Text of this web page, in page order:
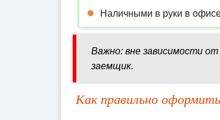
Наличными в руки в
Важно: вне зависимости
заемщик.
Как правильно